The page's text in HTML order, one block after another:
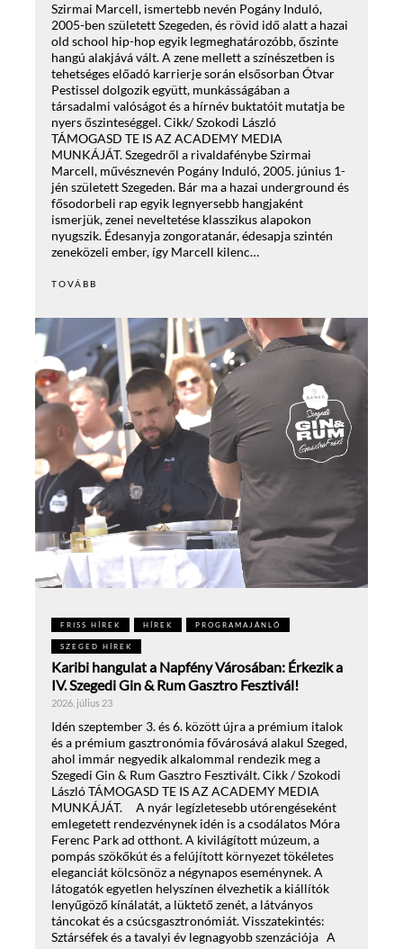
Szirmai Marcell, ismertebb nevén Pogány Induló,
2005-ben született Szegeden, és rövid idő alatt a hazai
old school hip-hop egyik legmeghatározóbb, őszinte
hangú alakjává vált. A zene mellett a színészetben is
tehetséges előadó karrierje során elsősorban Ótvar
Pestissel dolgozik együtt, munkásságában a
társadalmi valóságot és a hírnév buktatóit mutatja be
nyers őszinteséggel. Cikk/ Szokodi László
TÁMOGASD TE IS AZ ACADEMY MEDIA
MUNKÁJÁT. Szegedről a rivaldafénybe Szirmai
Marcell, művésznevén Pogány Induló, 2005. június 1-
jén született Szegeden. Bár ma a hazai underground és
fősodorbeli rap egyik legnyersebb hangjaként
ismerjük, zenei neveltetése klasszikus alapokon
nyugszik. Édesanyja zongoratanár, édesapja szintén
zeneközeli ember, így Marcell kilenc…
TOVÁBB
FRISS HÍREK HÍREK PROGRAMAJÁNLÓ
SZEGED HÍREK
Karibi hangulat a Napfény Városában: Érkezik a
IV. Szegedi Gin & Rum Gasztro Fesztivál!
2026. július 23
Idén szeptember 3. és 6. között újra a prémium italok
és a prémium gasztronómia fővárosává alakul Szeged,
ahol immár negyedik alkalommal rendezik meg a
Szegedi Gin & Rum Gasztro Fesztivált. Cikk / Szokodi
László TÁMOGASD TE IS AZ ACADEMY MEDIA
MUNKÁJÁT. A nyár legízletesebb utórengéseként
emlegetett rendezvénynek idén is a csodálatos Móra
Ferenc Park ad otthont. A kivilágított múzeum, a
pompás szökőkút és a felújított környezet tökéletes
eleganciát kölcsönöz a négynapos eseménynek. A
látogatók egyetlen helyszínen élvezhetik a kiállítók
lenyűgöző kínálatát, a lüktető zenét, a látványos
táncokat és a csúcsgasztronómiát. Visszatekintés:
Sztárséfek és a tavalyi év legnagyobb szenzációja A